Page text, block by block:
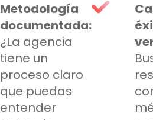
Metodología
documentada:
¿La agencia
tiene un
proceso claro
que puedas
entender